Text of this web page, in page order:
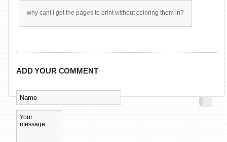
why cant i get the pages to print without coloring them in?
ADD YOUR COMMENT